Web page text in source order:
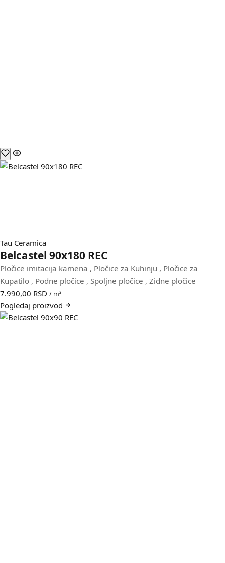
Tau Ceramica
Belcastel 90x180 REC
Pločice imitacija kamena , Pločice za Kuhinju , Pločice za
Kupatilo , Podne pločice , Spoljne pločice , Zidne pločice
7.990,00 RSD / m²
Pogledaj proizvod